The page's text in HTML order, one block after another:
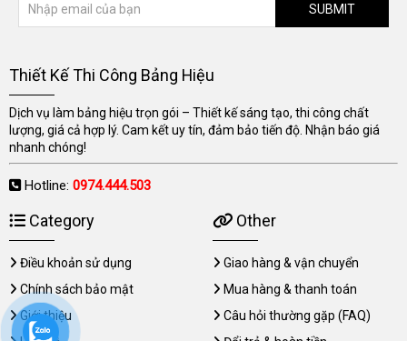
SUBMIT
Thiết Kế Thi Công Bảng Hiệu
Dịch vụ làm bảng hiệu trọn gói – Thiết kế sáng tạo, thi công chất
lượng, giá cả hợp lý. Cam kết uy tín, đảm bảo tiến độ. Nhận báo giá
nhanh chóng!
Hotline: 0974.444.503
Category
Điều khoản sử dụng
Chính sách bảo mật
Giới thiệu
Other
Giao hàng & vận chuyển
Mua hàng & thanh toán
Câu hỏi thường gặp (FAQ)